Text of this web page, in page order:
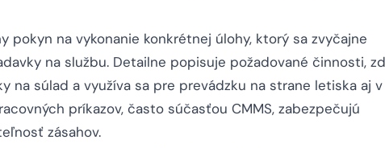
pokyn na vykonanie konkrétnej úlohy, ktorý sa zvyčajne
na službu. Detailne popisuje požadované činnosti,
na súlad a využíva sa pre prevádzku na strane letiska aj v
príkazov, často súčasťou CMMS, zabezpečujú
zásahov.